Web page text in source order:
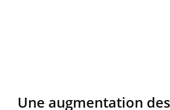
Une augmentation